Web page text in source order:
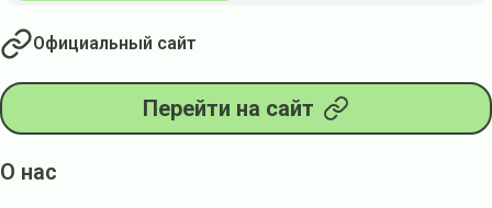
Официальный сайт
Перейти на сайт
О нас